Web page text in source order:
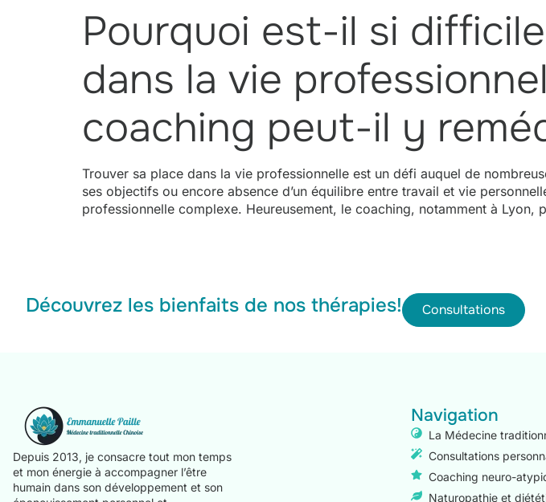
Pourquoi est-il si
dans la vie
coaching peut-il y
Trouver sa place dans la vie professionnelle est un défi auquel de
ses objectifs ou encore absence d’un équilibre entre travail et vie
professionnelle complexe. Heureusement, le coaching, notamment à Lyon,
Découvrez les bienfaits de nos thérapies! Consultations
Depuis 2013, je consacre tout mon temps
et mon énergie à accompagner l’être
humain dans son développement et son
Navigation
La Médecine
Consultations
Coaching neuro-
Naturopathie et